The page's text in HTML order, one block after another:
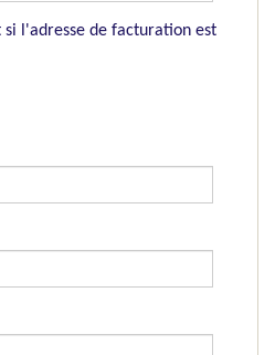
l'adresse de facturation est